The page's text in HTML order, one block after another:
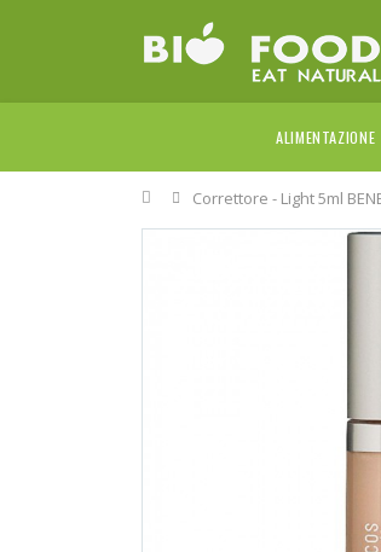
ALIMENTAZIONE
Home
Correttore - Light 5ml